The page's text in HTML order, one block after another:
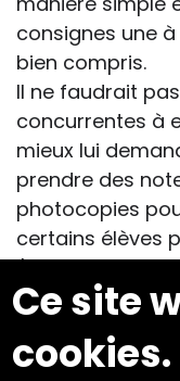
Ce site
cookies.
consignes une
bien compris.
Il ne faudrait
concurrentes à
mieux lui
prendre des
photocopies
certains élèves
l'enseignant
pédagogiques
explication orale).